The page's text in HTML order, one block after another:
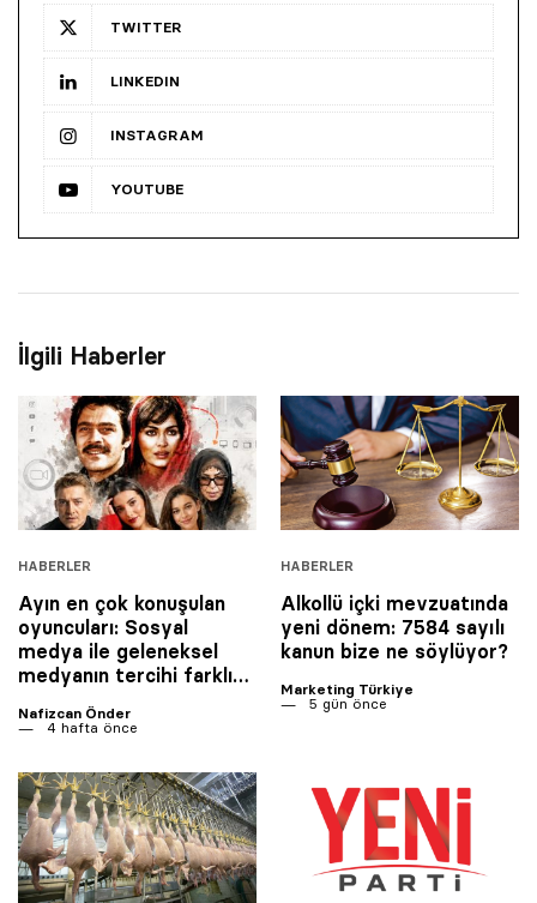
TWITTER
LINKEDIN
INSTAGRAM
YOUTUBE
İlgili Haberler
HABERLER
Ayın en çok konuşulan
oyuncuları: Sosyal
medya ile geleneksel
medyanın tercihi farklı…
Nafizcan Önder
4 hafta önce
HABERLER
Alkollü içki mevzuatında
yeni dönem: 7584 sayılı
kanun bize ne söylüyor?
Marketing Türkiye
5 gün önce